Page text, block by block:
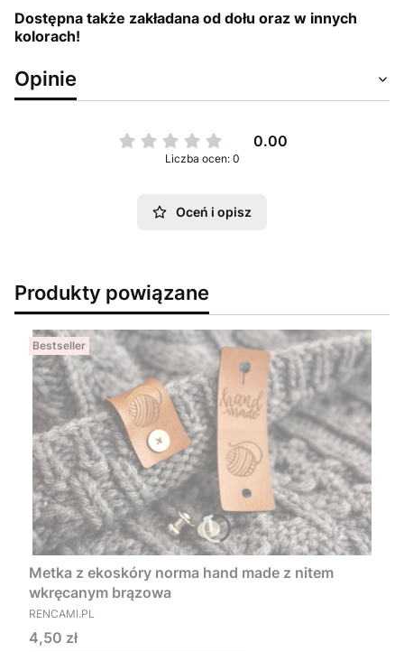
Dostępna także zakładana od dołu oraz w innych
kolorach!
Opinie
0.00
Liczba ocen: 0
Oceń i opisz
Produkty powiązane
Bestseller
Metka z ekoskóry norma hand made z nitem
wkręcanym brązowa
PRODUCENT
RENCAMI.PL
Cena
4,50 zł